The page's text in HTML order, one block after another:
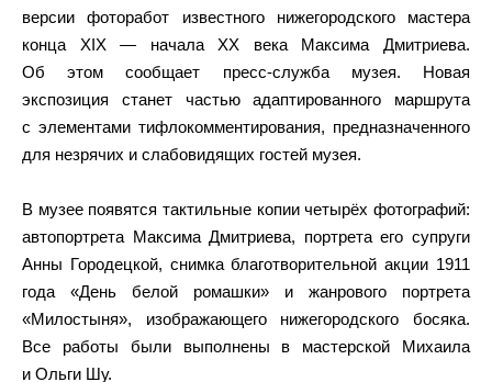
версии фоторабот известного нижегородского мастера
конца XIX — начала XX века Максима Дмитриева.
Об этом сообщает пресс-служба музея. Новая
экспозиция станет частью адаптированного маршрута
с элементами тифлокомментирования, предназначенного
для незрячих и слабовидящих гостей музея.
В музее появятся тактильные копии четырёх фотографий:
автопортрета Максима Дмитриева, портрета его супруги
Анны Городецкой, снимка благотворительной акции 1911
года «День белой ромашки» и жанрового портрета
«Милостыня», изображающего нижегородского босяка.
Все работы были выполнены в мастерской Михаила
и Ольги Шу.